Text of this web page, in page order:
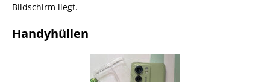
Bildschirm liegt.
Handyhüllen